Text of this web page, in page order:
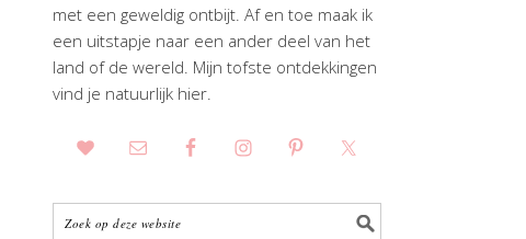
met een geweldig ontbijt. Af en toe maak ik
een uitstapje naar een ander deel van het
land of de wereld. Mijn tofste ontdekkingen
vind je natuurlijk hier.